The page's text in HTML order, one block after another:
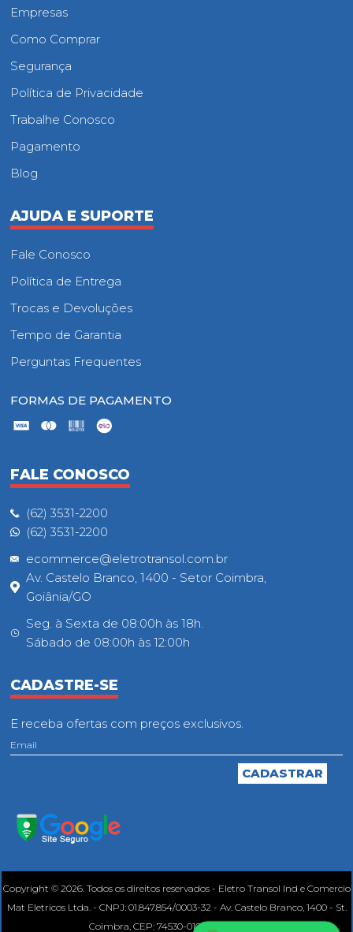
Empresas
Como Comprar
Segurança
Política de Privacidade
Trabalhe Conosco
Pagamento
Blog
AJUDA E SUPORTE
Fale Conosco
Política de Entrega
Trocas e Devoluções
Tempo de Garantia
Perguntas Frequentes
FORMAS DE PAGAMENTO
FALE CONOSCO
(62) 3531-2200
(62) 3531-2200
ecommerce@eletrotransol.com.br
Av. Castelo Branco, 1400 - Setor Coimbra,
Goiânia/GO
Seg. à Sexta de 08:00h às 18h.
Sábado de 08:00h às 12:00h
CADASTRE-SE
E receba ofertas com preços exclusivos.
Copyright © 2026. Todos os direitos reservados - Eletro Transol Ind e Comercio
Mat Eletricos Ltda. - CNPJ: 01.847.854/0003-32 - Av. Castelo Branco, 1400 - St.
Coimbra, CEP: 74530-010, Goiânia - GO.